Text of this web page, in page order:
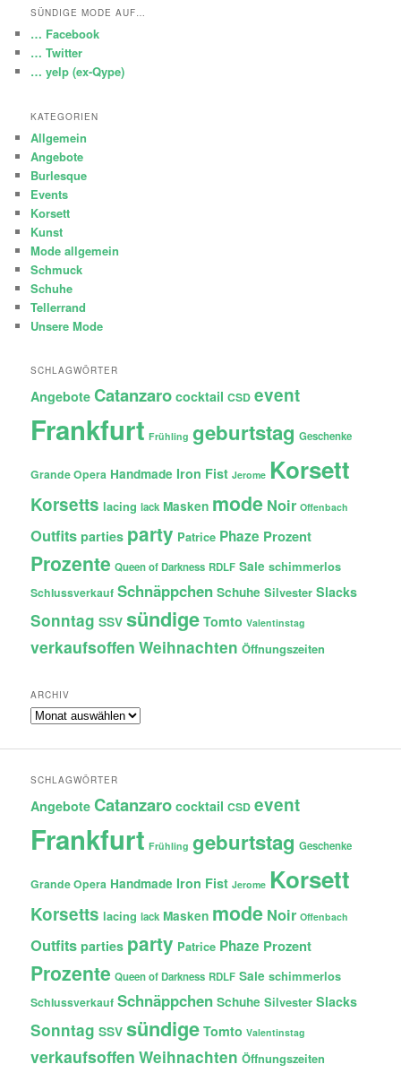
SÜNDIGE MODE AUF…
… Facebook
… Twitter
… yelp (ex-Qype)
KATEGORIEN
Allgemein
Angebote
Burlesque
Events
Korsett
Kunst
Mode allgemein
Schmuck
Schuhe
Tellerrand
Unsere Mode
SCHLAGWÖRTER
Angebote Catanzaro cocktail CSD event
Frankfurt Frühling geburtstag Geschenke
Grande Opera Handmade Iron Fist Jerome Korsett
Korsetts lacing lack Masken mode Noir Offenbach
Outfits parties party Patrice Phaze Prozent
Prozente Queen of Darkness RDLF Sale schimmerlos
Schlussverkauf Schnäppchen Schuhe Silvester Slacks
Sonntag SSV sündige Tomto Valentinstag
verkaufsoffen Weihnachten Öffnungszeiten
ARCHIV
Archiv
SCHLAGWÖRTER
Angebote Catanzaro cocktail CSD event
Frankfurt Frühling geburtstag Geschenke
Grande Opera Handmade Iron Fist Jerome Korsett
Korsetts lacing lack Masken mode Noir Offenbach
Outfits parties party Patrice Phaze Prozent
Prozente Queen of Darkness RDLF Sale schimmerlos
Schlussverkauf Schnäppchen Schuhe Silvester Slacks
Sonntag SSV sündige Tomto Valentinstag
verkaufsoffen Weihnachten Öffnungszeiten